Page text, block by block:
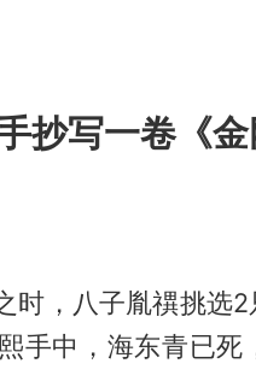
抄写一卷《金
时，八子胤禩挑选
手中，海东青已死